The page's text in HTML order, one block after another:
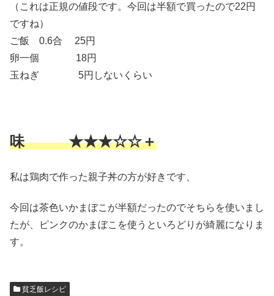
（これは正規の値段です。今回は半額で買ったので22円
ですね）
ご飯 0.6合 25円
卵一個 18円
玉ねぎ 5円しないくらい
味 ★★★☆☆＋
私は鶏肉で作った親子丼の方が好きです、
今回は茶色いかまぼこが半額だったのでそちらを使いまし
たが、ピンクのかまぼこを使うといろどりが綺麗になりま
す。
貧乏飯レシピ